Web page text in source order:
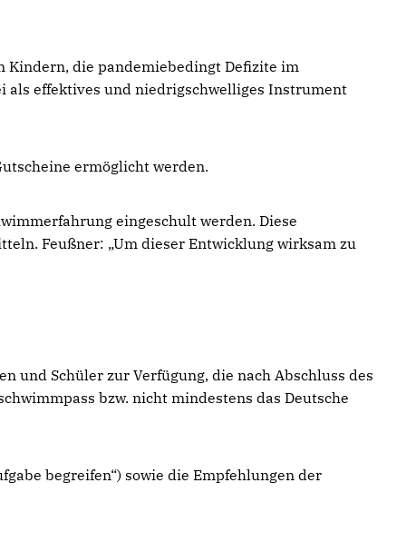
Kindern, die pandemiebedingt Defizite im
als effektives und niedrigschwelliges Instrument
ermöglicht werden.
eingeschult werden. Diese
Feußner: „Um dieser Entwicklung wirksam zu
Schüler zur Verfügung, die nach Abschluss des
bzw. nicht mindestens das Deutsche
begreifen“) sowie die Empfehlungen der